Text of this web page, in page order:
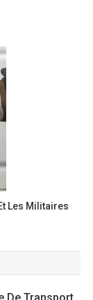
Les Militaires